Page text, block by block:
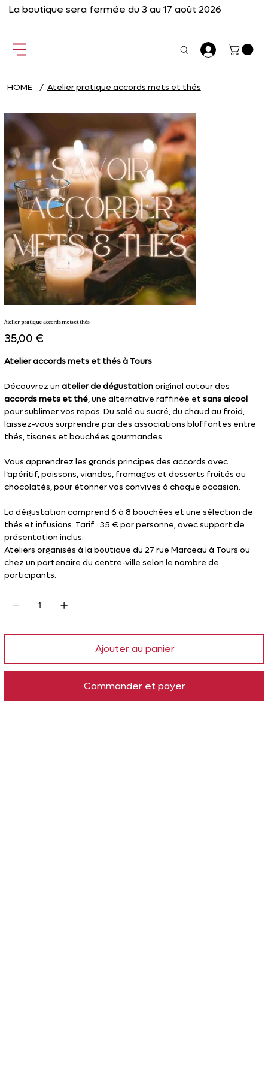
La boutique sera fermée du 3 au 17 août 2026
HOME / Atelier pratique accords mets et thés
Atelier pratique accords mets et thés
Prix
35,00 €
Atelier accords mets et thés à Tours
Découvrez un atelier de dégustationoriginal autour des
accords mets et thé, une alternative raffinée et sans alcool
pour sublimer vos repas. Du salé au sucré, du chaud au froid,
laissez-vous surprendre par des associations bluffantes entre
thés, tisanes et bouchées gourmandes.
Vous apprendrez les grands principes des accords avec
l’apéritif, poissons, viandes, fromages et desserts fruités ou
chocolatés, pour étonner vos convives à chaque occasion.
La dégustation comprend 6 à 8 bouchées et une sélection de
thés et infusions. Tarif : 35 € par personne, avec support de
présentation inclus.
Ateliers organisés à la boutique du 27 rue Marceau à Tours ou
chez un partenaire du centre-ville selon le nombre de
participants.
Ajouter au panier
Commander et payer